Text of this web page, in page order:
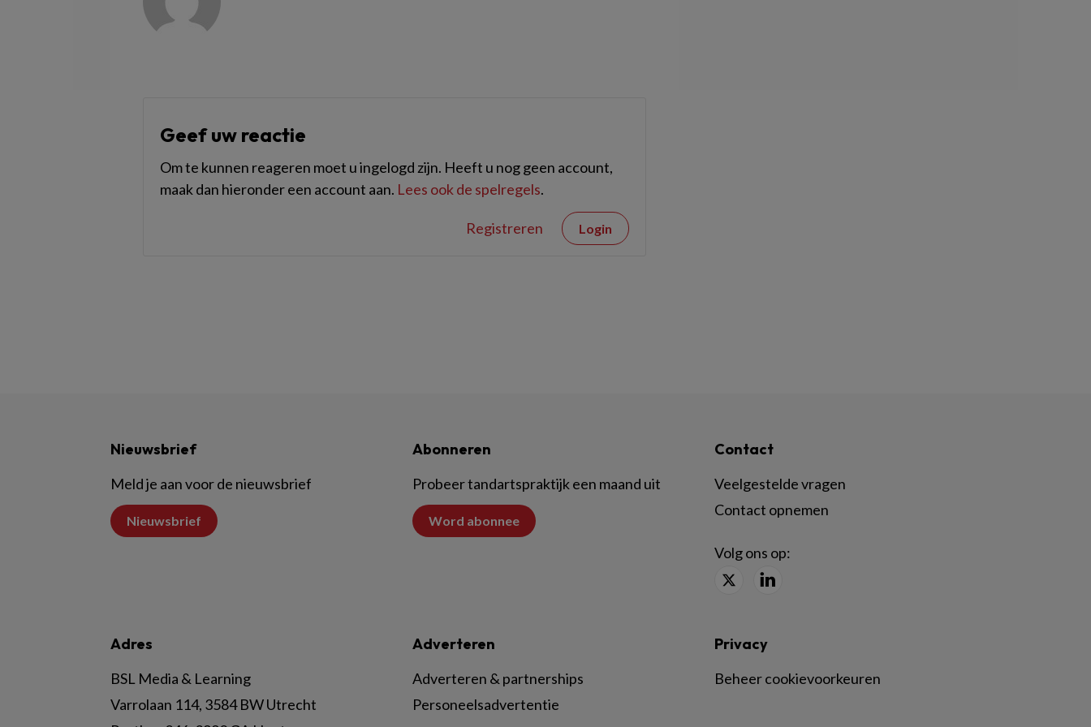
Geef uw reactie
Om te kunnen reageren moet u ingelogd zijn. Heeft u nog geen account,
maak dan hieronder een account aan. Lees ook de spelregels.
Registreren Login
Nieuwsbrief
Meld je aan voor de nieuwsbrief
Nieuwsbrief
Abonneren
Probeer tandartspraktijk een maand uit
Word abonnee
Contact
Veelgestelde vragen
Contact opnemen
Volg ons op:
Adres
BSL Media & Learning
Varrolaan 114, 3584 BW Utrecht
Adverteren
Adverteren & partnerships
Personeelsadvertentie
Privacy
Beheer cookievoorkeuren